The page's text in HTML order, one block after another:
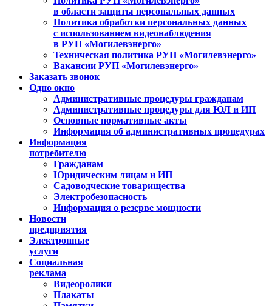
в области защиты персональных данных
Политика обработки персональных данных
с использованием видеонаблюдения
в РУП «Могилевэнерго»
Техническая политика РУП «Могилевэнерго»
Вакансии РУП «Могилевэнерго»
Заказать звонок
Одно окно
Административные процедуры гражданам
Административные процедуры для ЮЛ и ИП
Основные нормативные акты
Информация об административных процедурах
Информация
потребителю
Гражданам
Юридическим лицам и ИП
Садоводческие товарищества
Электробезопасность
Информация о резерве мощности
Новости
предприятия
Электронные
услуги
Социальная
реклама
Видеоролики
Плакаты